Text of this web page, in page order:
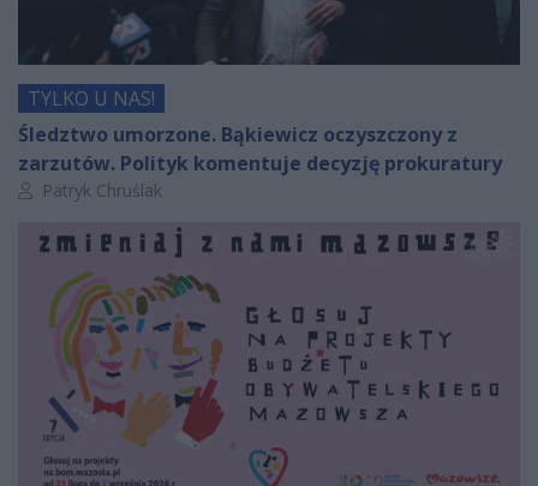
TYLKO U NAS!
Śledztwo umorzone. Bąkiewicz oczyszczony z
zarzutów. Polityk komentuje decyzję prokuratury
Autor artykułu:
Patryk Chruślak